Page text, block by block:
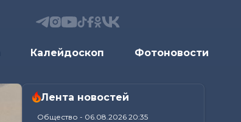
Калейдоскоп Фотоновости
Лента новостей
Общество - 06.08.2026 20:35